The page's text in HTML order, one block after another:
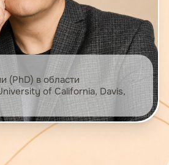
(PhD) в области
of California, Davis,